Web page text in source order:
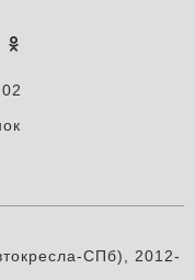
СПб), 2012-